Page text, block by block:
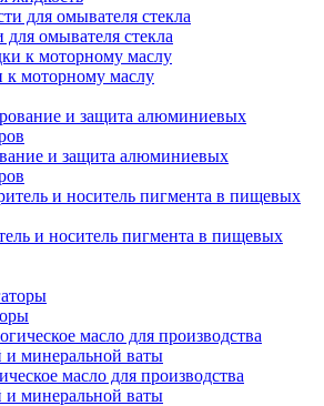
омывателя стекла
к моторному маслу
и защита алюминиевых
и носитель пигмента в пищевых
масло для производства
и минеральной ваты